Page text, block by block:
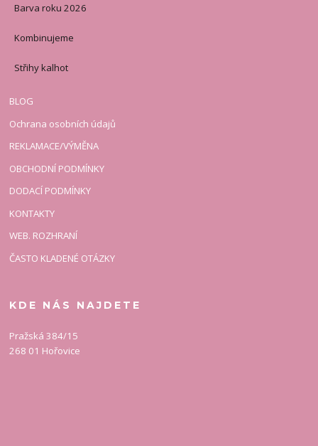
Barva roku 2026
Kombinujeme
Střihy kalhot
BLOG
Ochrana osobních údajů
REKLAMACE/VÝMĚNA
OBCHODNÍ PODMÍNKY
DODACÍ PODMÍNKY
KONTAKTY
WEB. ROZHRANÍ
ČASTO KLADENÉ OTÁZKY
KDE NÁS NAJDETE
Pražská 384/15
268 01 Hořovice